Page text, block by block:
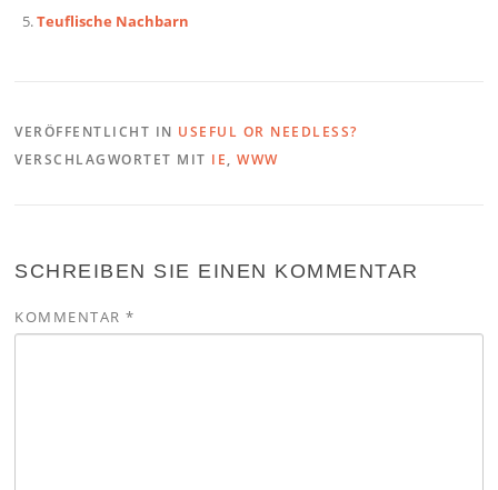
Teuflische Nachbarn
VERÖFFENTLICHT IN USEFUL OR NEEDLESS?
VERSCHLAGWORTET MIT IE,WWW
SCHREIBEN SIE EINEN KOMMENTAR
KOMMENTAR*